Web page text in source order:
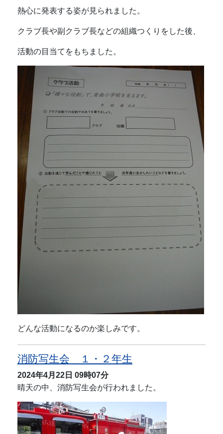
熱心に発表する姿が見られました。
クラブ長や副クラブ長などの組織つくりをした後、
活動の目当てをもちました。
どんな活動になるのか楽しみです。
消防写生会 １・２年生
2024年4月22日 09時07分
晴天の中、消防写生会が行われました。